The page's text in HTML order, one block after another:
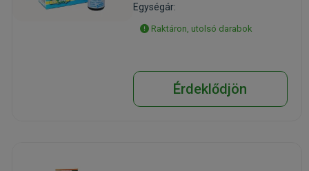
Egységár:
Raktáron, utolsó darabok
Érdeklődjön